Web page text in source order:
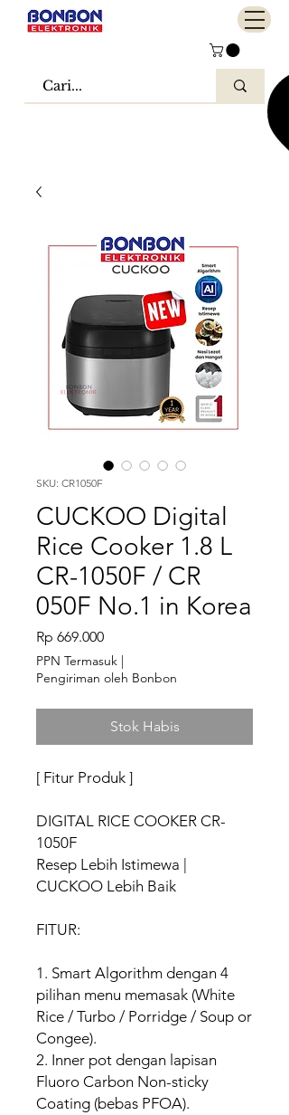
SKU: CR1050F
CUCKOO Digital
Rice Cooker 1.8 L
CR-1050F / CR
050F No.1 in Korea
Rp 669.000Harga
PPN Termasuk |
Pengiriman oleh Bonbon
Stok Habis
[ Fitur Produk ]
DIGITAL RICE COOKER CR-
1050F
Resep Lebih Istimewa |
CUCKOO Lebih Baik
FITUR:
1. Smart Algorithm dengan 4
pilihan menu memasak (White
Rice / Turbo / Porridge / Soup or
Congee).
2. Inner pot dengan lapisan
Fluoro Carbon Non-sticky
Coating (bebas PFOA).